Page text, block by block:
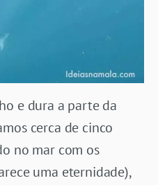
e dura a parte da
cerca de cinco
no mar com os
uma eternidade),